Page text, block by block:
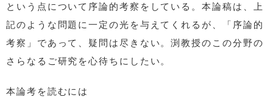
という点について序論的考察をしている。本論稿は、上
記のような問題に一定の光を与えてくれるが、「序論的
考察」であって、疑問は尽きない。渕教授のこの分野の
さらなるご研究を心待ちにしたい。
本論考を読むには